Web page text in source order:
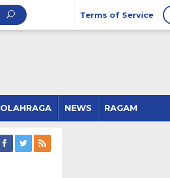
Terms of Service
OLAHRAGA NEWS RAGAM